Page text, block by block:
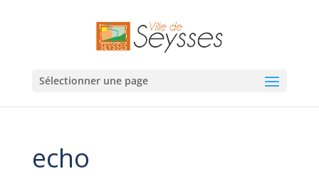
Sélectionner une page
echo